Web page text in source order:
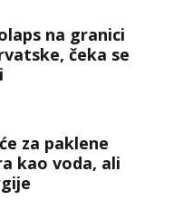
na granici
čeka se
za paklene
kao voda, ali